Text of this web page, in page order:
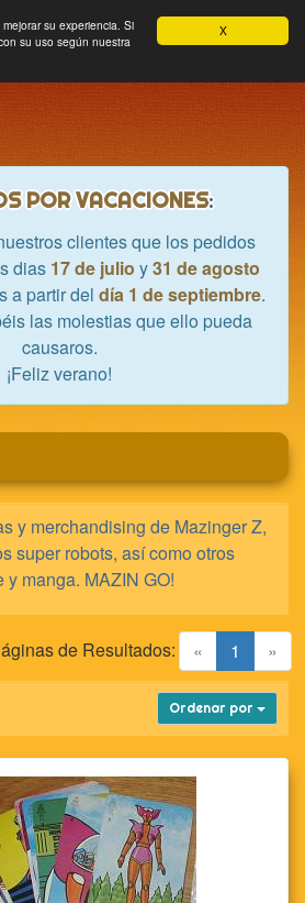
X
su experiencia. Si
su uso según nuestra
Mi cuenta
POR VACACIONES:
clientes que los pedidos
dias 17 de julio y31 de agosto
a partir del día 1 de septiembre.
las molestias que ello pueda
causaros.
¡Feliz verano!
y merchandising de Mazinger Z,
super robots, así como otros
manga. MAZIN GO!
« 1 (current)
»
de Resultados:
Ordenar por